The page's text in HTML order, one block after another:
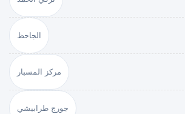
الجاحظ
مركز المسبار
جورج طرابيشي